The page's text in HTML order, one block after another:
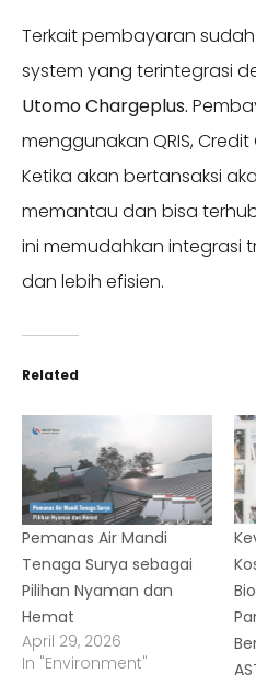
Terkait pembayaran
system yang terintegrasi
Utomo Chargeplus.
menggunakan QRIS,
Ketika akan bertansaksi
memantau dan bisa
ini memudahkan integrasi
dan lebih efisien.
Related
Pemanas Air Mandi
Tenaga Surya sebagai
Pilihan Nyaman dan
Hemat
April 29, 2026
In "Environment"